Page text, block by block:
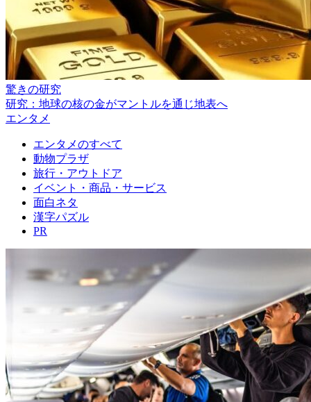
驚きの研究
研究：地球の核の金がマントルを通じ地表へ
エンタメ
エンタメのすべて
動物プラザ
旅行・アウトドア
イベント・商品・サービス
面白ネタ
漢字パズル
PR